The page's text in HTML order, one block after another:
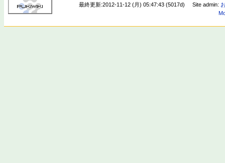
最終更新:2012-11-12 (月) 05:47:43 (5017d) Site admin: